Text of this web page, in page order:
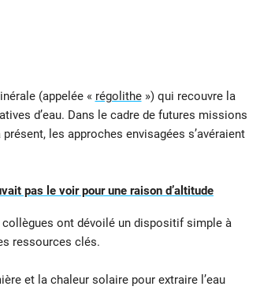
(appelée « régolithe ») qui recouvre la
d’eau. Dans le cadre de futures missions
les approches envisagées s’avéraient
pas le voir pour une raison d’altitude
collègues ont dévoilé un dispositif simple à
ressources clés.
et la chaleur solaire pour extraire l’eau